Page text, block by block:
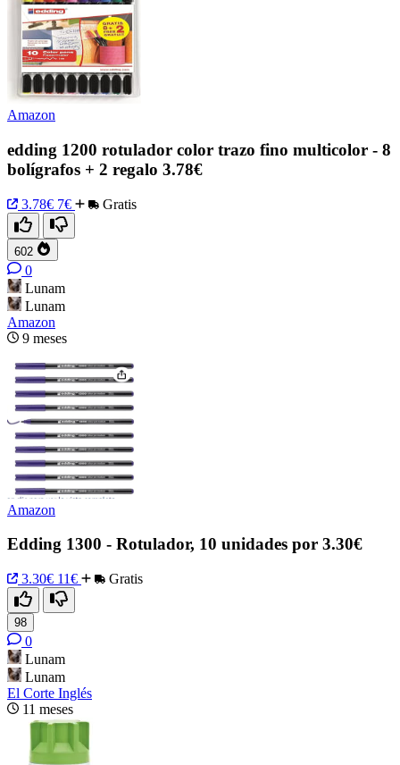
Amazon
edding 1200 rotulador color trazo fino multicolor - 8
bolígrafos + 2 regalo 3.78€
3.78€ 7€ Gratis
602
0
Lunam
Lunam
Amazon
9 meses
Amazon
Edding 1300 - Rotulador, 10 unidades por 3.30€
3.30€ 11€ Gratis
98
0
Lunam
Lunam
El Corte Inglés
11 meses